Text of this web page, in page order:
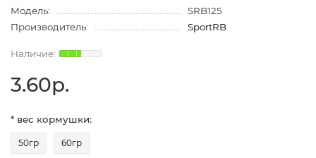
Модель:
SRB125
Производитель:
SportRB
3.60р.
* вес кормушки:
50гр 60гр